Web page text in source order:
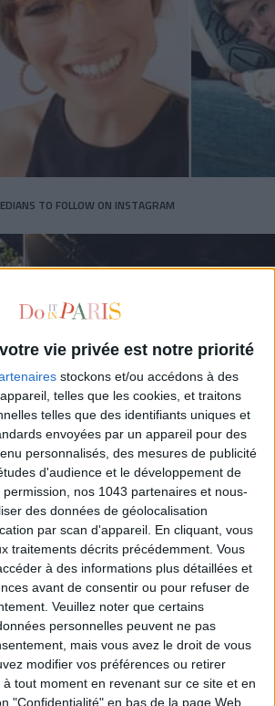
vie privée est notre priorité
stockons et/ou accédons à des
telles que les cookies, et traitons
telles que des identifiants uniques et
envoyées par un appareil pour des
personnalisés, des mesures de publicité
d'audience et le développement de
permission, nos 1043 partenaires et nous-
des données de géolocalisation
par scan d'appareil. En cliquant, vous
traitements décrits précédemment. Vous
à des informations plus détaillées et
avant de consentir ou pour refuser de
Veuillez noter que certains
personnelles peuvent ne pas
mais vous avez le droit de vous
modifier vos préférences ou retirer
tout moment en revenant sur ce site et en
"Confidentialité" en bas de la page Web.
TO FOLLOW ON INSTAGRAM
LANCE SON FRIDGE COMEDY CLUB